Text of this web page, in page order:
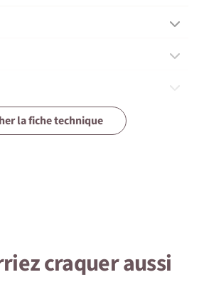
la fiche technique
craquer aussi